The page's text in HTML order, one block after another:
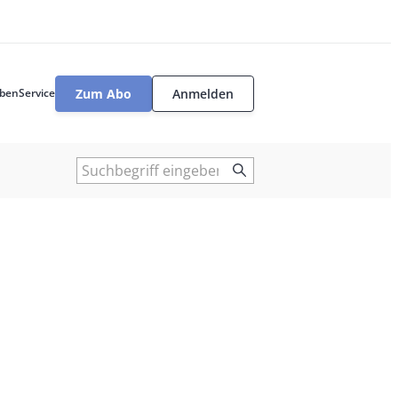
Service
User
Zum Abo Anmelden
Suche